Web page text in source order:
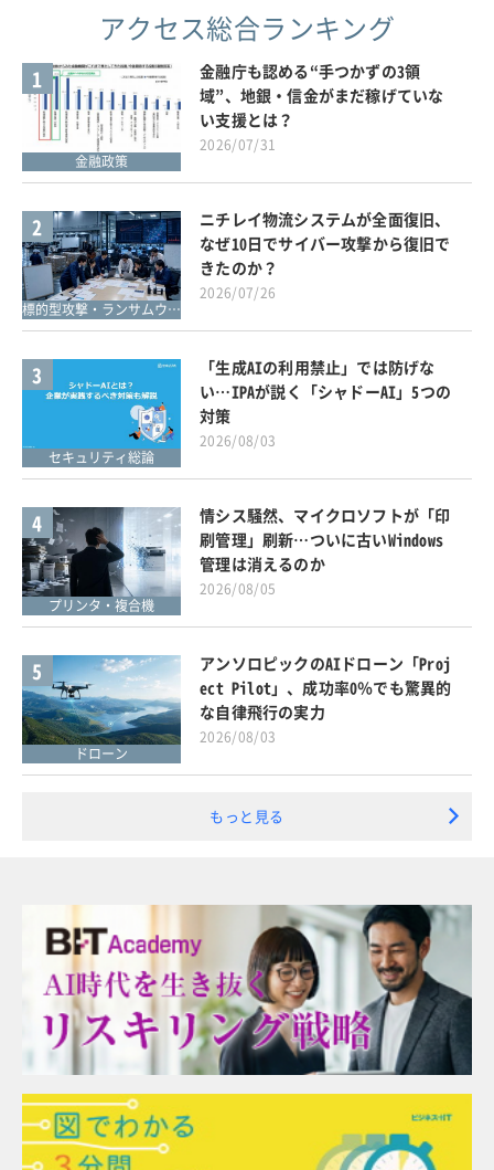
アクセス総合ランキング
1
金融政策
金融庁も認める“手つかずの3領
域”、地銀・信金がまだ稼げていな
い支援とは？
2026/07/31
2
標的型攻撃・ランサムウェア対策
ニチレイ物流システムが全面復旧、
なぜ10日でサイバー攻撃から復旧で
きたのか？
2026/07/26
3
セキュリティ総論
「生成AIの利用禁止」では防げな
い…IPAが説く「シャドーAI」5つの
対策
2026/08/03
4
プリンタ・複合機
情シス騒然、マイクロソフトが「印
刷管理」刷新…ついに古いWindows
管理は消えるのか
2026/08/05
5
ドローン
アンソロピックのAIドローン「Proj
ect Pilot」、成功率0％でも驚異的
な自律飛行の実力
2026/08/03
もっと見る